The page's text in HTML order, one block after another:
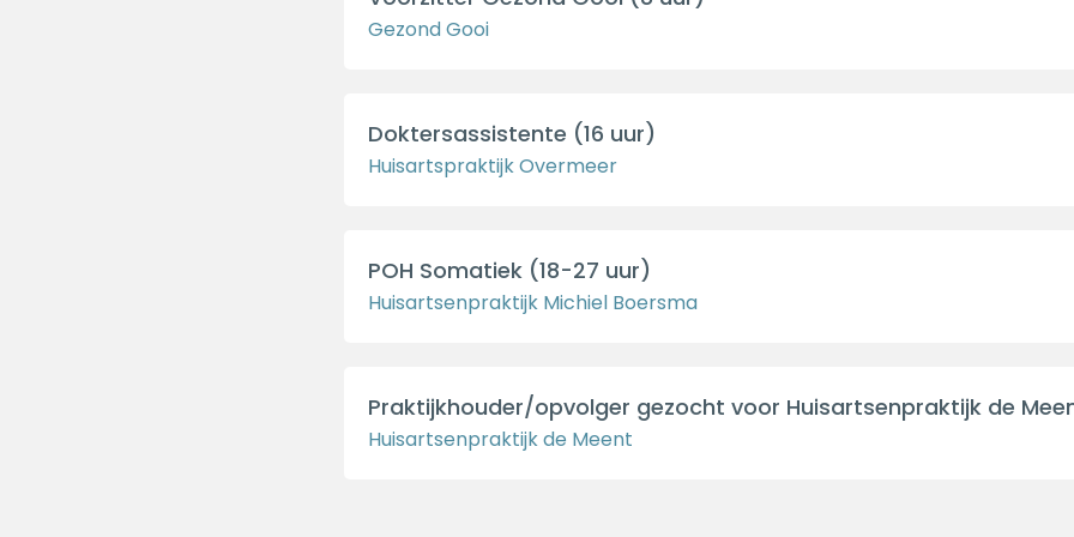
Gezond Gooi
Doktersassistente (16 uur)
Huisartspraktijk Overmeer
POH Somatiek (18-27 uur)
Huisartsenpraktijk Michiel Boersma
Praktijkhouder/opvolger gezocht voor Huisartsenpraktijk de
Huisartsenpraktijk de Meent